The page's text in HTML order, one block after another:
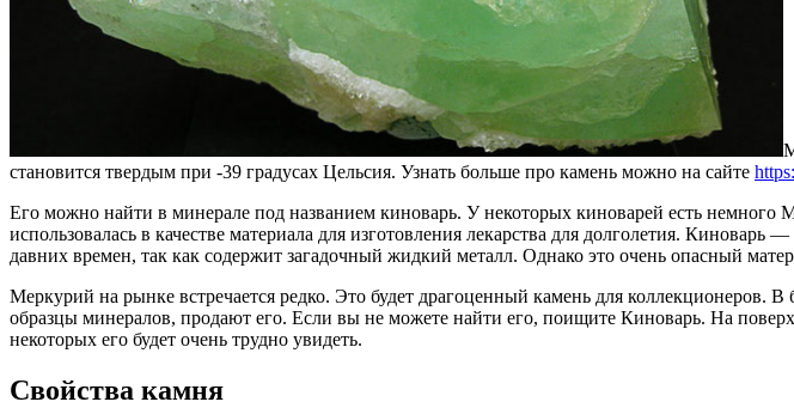
становится твердым при -39 градусах Цельсия. Узнать больше про камень можно на сайте
Его можно найти в минерале под названием киноварь. У некоторых киноварей есть
использовалась в качестве материала для изготовления лекарства для долголетия.
давних времен, так как содержит загадочный жидкий металл. Однако это очень опасный
Меркурий на рынке встречается редко. Это будет драгоценный камень для коллекционеров.
образцы минералов, продают его. Если вы не можете найти его, поищите Киноварь. На
некоторых его будет очень трудно увидеть.
Свойства камня